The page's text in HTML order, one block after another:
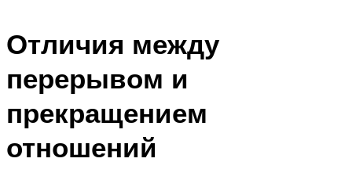
Отличия между
перерывом и
прекращением
отношений